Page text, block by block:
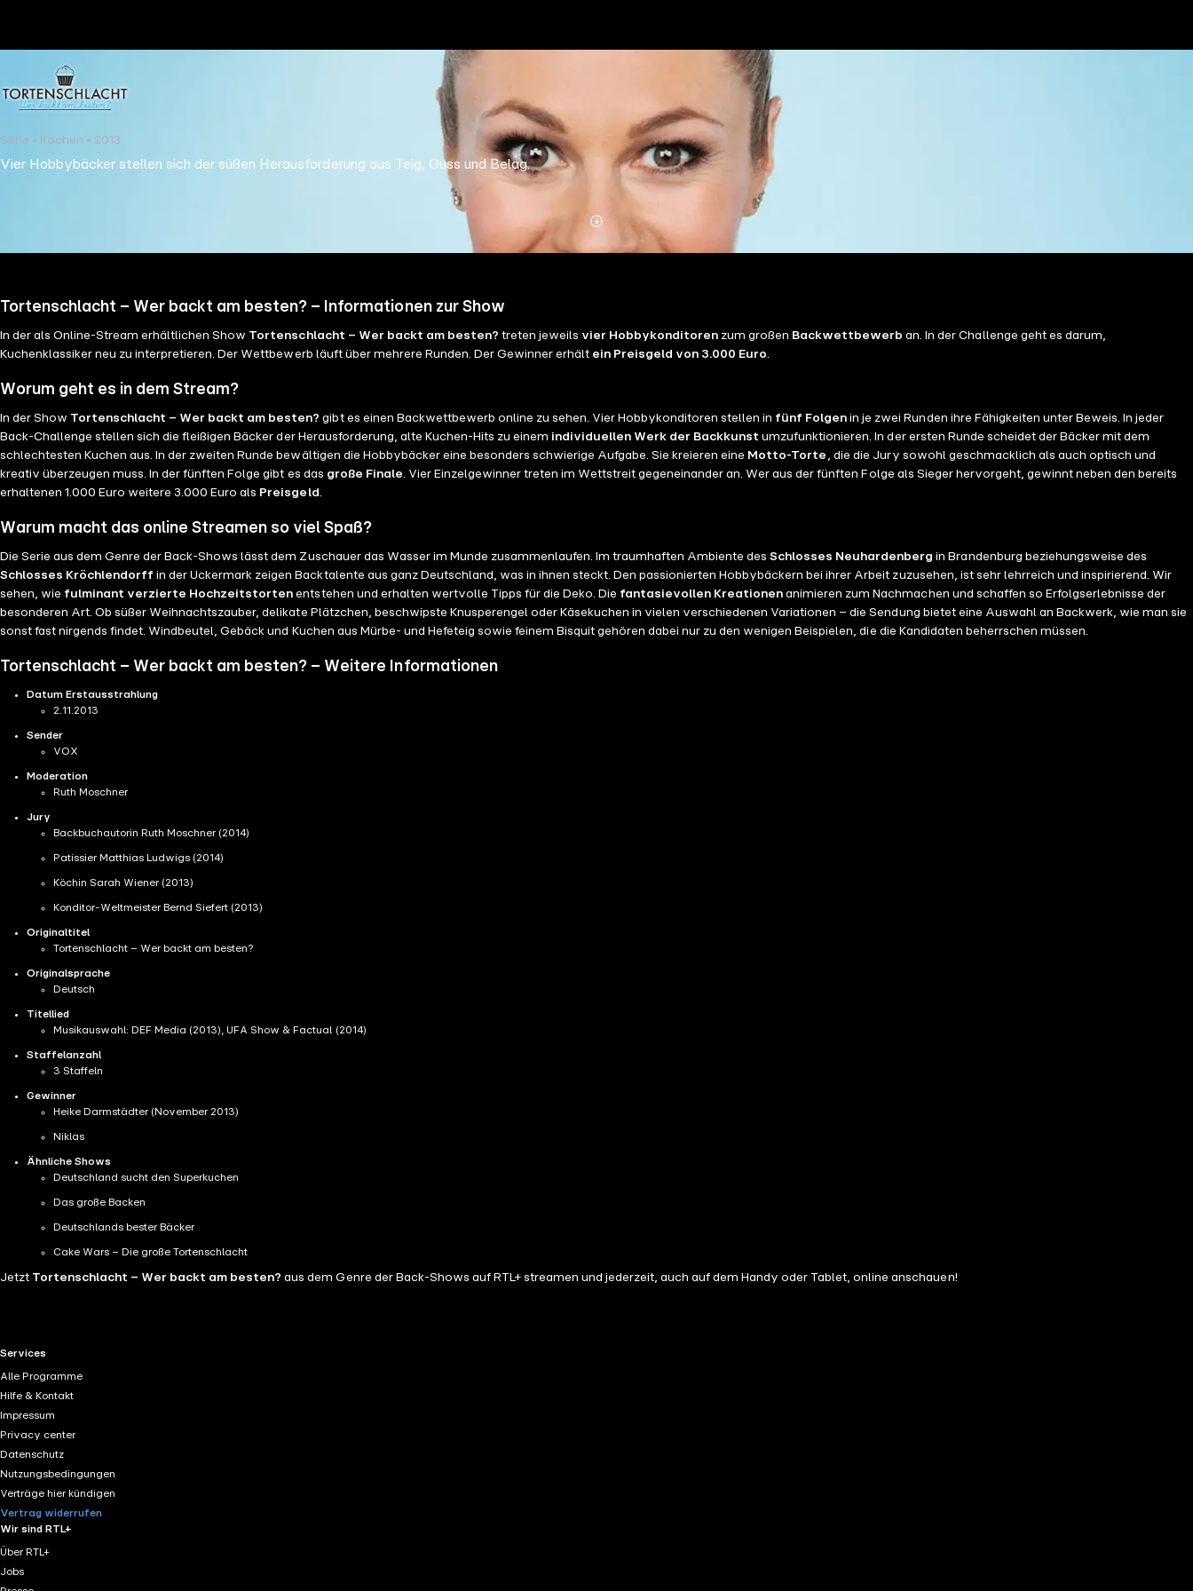
Serie • Kochen • 2013
Vier Hobbybäcker stellen sich der süßen Herausforderung aus Teig, Guss und Belag.
Mehr
Details
Tortenschlacht – Wer backt am besten? – Informationen zur Show
In der als Online-Stream erhältlichen Show Tortenschlacht – Wer backt am besten? treten jeweils vier Hobbykonditoren zum großen Backwettbewerb an. In der Challenge geht es darum,
Kuchenklassiker neu zu interpretieren. Der Wettbewerb läuft über mehrere Runden. Der Gewinner erhält ein Preisgeld von 3.000 Euro.
Worum geht es in dem Stream?
In der Show Tortenschlacht – Wer backt am besten? gibt es einen Backwettbewerb online zu sehen. Vier Hobbykonditoren stellen in fünf Folgen in je zwei Runden ihre Fähigkeiten unter Beweis. In jeder
Back-Challenge stellen sich die fleißigen Bäcker der Herausforderung, alte Kuchen-Hits zu einem individuellen Werk der Backkunst umzufunktionieren. In der ersten Runde scheidet der Bäcker mit dem
schlechtesten Kuchen aus. In der zweiten Runde bewältigen die Hobbybäcker eine besonders schwierige Aufgabe. Sie kreieren eine Motto-Torte , die die Jury sowohl geschmacklich als auch optisch und
kreativ überzeugen muss. In der fünften Folge gibt es das große Finale. Vier Einzelgewinner treten im Wettstreit gegeneinander an. Wer aus der fünften Folge als Sieger hervorgeht, gewinnt neben den bereits
erhaltenen 1.000 Euro weitere 3.000 Euro als Preisgeld.
Warum macht das online Streamen so viel Spaß?
Die Serie aus dem Genre der Back-Shows lässt dem Zuschauer das Wasser im Munde zusammenlaufen. Im traumhaften Ambiente desSchlosses Neuhardenberg in Brandenburg beziehungsweise des
Schlosses Kröchlendorff in der Uckermark zeigen Backtalente aus ganz Deutschland, was in ihnen steckt. Den passionierten Hobbybäckern bei ihrer Arbeit zuzusehen, ist sehr lehrreich und inspirierend. Wir
sehen, wie fulminant verzierte Hochzeitstorten entstehen und erhalten wertvolle Tipps für die Deko. Die fantasievollen Kreationen animieren zum Nachmachen und schaffen so Erfolgserlebnisse der
besonderen Art. Ob süßer Weihnachtszauber, delikate Plätzchen, beschwipste Knusperengel oder Käsekuchen in vielen verschiedenen Variationen – die Sendung bietet eine Auswahl an Backwerk, wie man sie
sonst fast nirgends findet. Windbeutel, Gebäck und Kuchen aus Mürbe- und Hefeteig sowie feinem Bisquit gehören dabei nur zu den wenigen Beispielen, die die Kandidaten beherrschen müssen.
Tortenschlacht – Wer backt am besten? – Weitere Informationen
Datum Erstausstrahlung
2.11.2013
Sender
VOX
Moderation
Ruth Moschner
Jury
Backbuchautorin Ruth Moschner (2014)
Patissier Matthias Ludwigs (2014)
Köchin Sarah Wiener (2013)
Konditor-Weltmeister Bernd Siefert (2013)
Originaltitel
Tortenschlacht – Wer backt am besten?
Originalsprache
Deutsch
Titellied
Musikauswahl: DEF Media (2013), UFA Show & Factual (2014)
Staffelanzahl
3 Staffeln
Gewinner
Heike Darmstädter (November 2013)
Niklas
Ähnliche Shows
Deutschland sucht den Superkuchen
Das große Backen
Deutschlands bester Bäcker
Cake Wars – Die große Tortenschlacht
Jetzt Tortenschlacht – Wer backt am besten? aus dem Genre der Back-Shows auf RTL+ streamen und jederzeit, auch auf dem Handy oder Tablet, online anschauen!
RTL+ useful links.
Services
Alle Programme
Hilfe & Kontakt
Impressum
Privacy center
Datenschutz
Nutzungsbedingungen
Verträge hier kündigen
Vertrag widerrufen
Wir sind RTL+
Über RTL+
Jobs